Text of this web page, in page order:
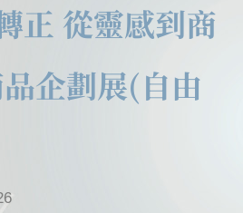
正 從靈感到商
企劃展(自由